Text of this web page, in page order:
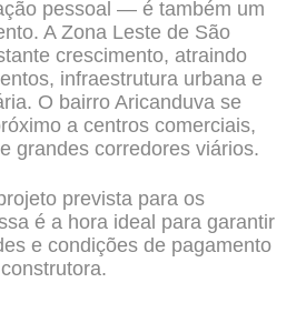
pessoal — é também um
A Zona Leste de São
crescimento, atraindo
infraestrutura urbana e
O bairro Aricanduva se
a centros comerciais,
grandes corredores viários.
prevista para os
é a hora ideal para garantir
e condições de pagamento